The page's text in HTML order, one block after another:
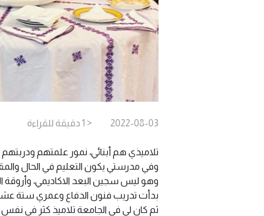
2022-08-03
< 1 دقيقة للقراءة
تلاميذي هم أبنائي، نمور علمتهم
وفي مدرستي يكون التعليم في الحال
وهو ليس سجين البعد الاكاديمي،
بدأت تدريب فنون الدفاع وعمري ستة عشر عاما، سنة 1996، وكنت حينها برعت في القتال ليونة وسرعة وقوة بشكل
ثم كان لي في الجامعة تلاميذ كثر في نفس